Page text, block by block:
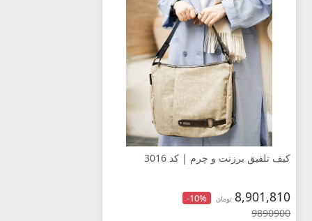
کیف تلفیق برزنت و چرم | کد 3016
8,901,810 تومان -10%
9890900